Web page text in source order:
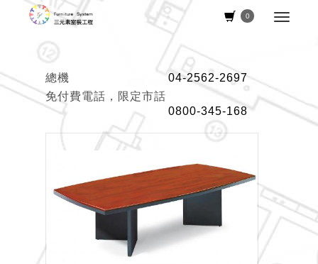
0
總機
04-2562-2697
免付費電話，限定市話
0800-345-168